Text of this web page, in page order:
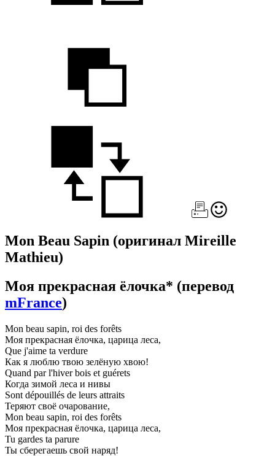
Mon Beau Sapin (оригинал Mireille
Mathieu)
Моя прекрасная ёлочка* (перевод
mFrance)
Mon beau sapin, roi des forêts
Моя прекрасная ёлочка, царица леса,
Que j'aime ta verdure
Как я люблю твою зелёную хвою!
Quand par l'hiver bois et guérets
Когда зимой леса и нивы
Sont dépouillés de leurs attraits
Теряют своё очарование,
Mon beau sapin, roi des forêts
Моя прекрасная ёлочка, царица леса,
Tu gardes ta parure
Ты сберегаешь свой наряд!